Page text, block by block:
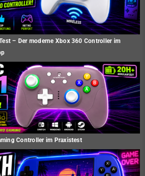
– Der moderne Xbox 360 Controller im
Controller im Praxistest